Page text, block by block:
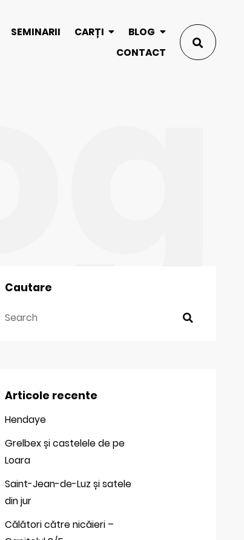
SEMINARII CARȚI
BLOG
CONTACT
Cautare
Articole recente
Hendaye
Grelbex și castelele de pe
Loara
Saint-Jean-de-Luz și satele
din jur
Călători către nicăieri –